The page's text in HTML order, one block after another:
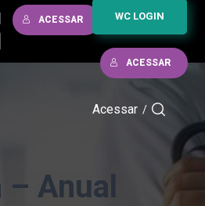
ACESSAR WC LOGIN
ACESSAR
Acessar /
Anual